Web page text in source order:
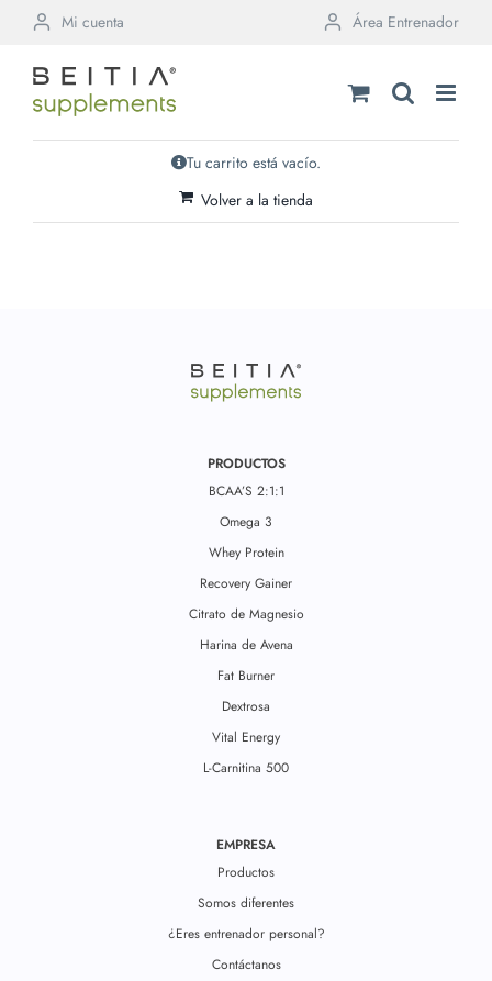
contenido
Mi cuenta Área Entrenador
Tu carrito está vacío.
Volver a la tienda
PRODUCTOS
BCAA’S 2:1:1
Omega 3
Whey Protein
Recovery Gainer
Citrato de Magnesio
Harina de Avena
Fat Burner
Dextrosa
Vital Energy
L-Carnitina 500
EMPRESA
Productos
Somos diferentes
¿Eres entrenador personal?
Contáctanos